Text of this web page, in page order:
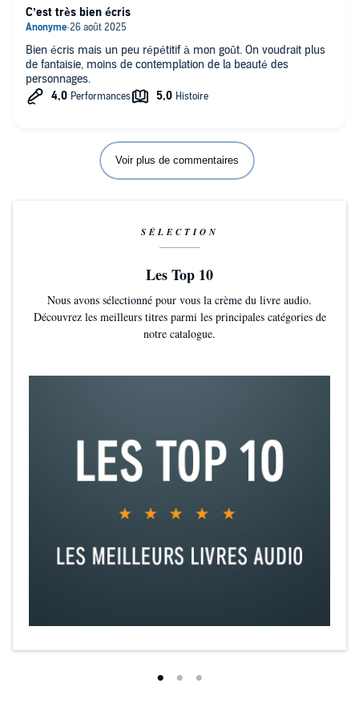
Bien écris mais un peu répétitif à mon goût. On voudrait plus
de fantaisie, moins de contemplation de la beauté des
personnages.
C’est très bien écris
Voir plus de commentaires
SÉLECTION
Les Top 10
Nous avons sélectionné pour vous la crème du livre audio.
Découvrez les meilleurs titres parmi les principales catégories de
notre catalogue.